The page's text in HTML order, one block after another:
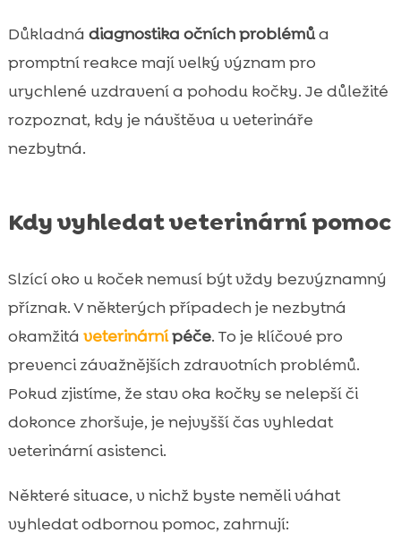
Důkladná diagnostika očních problémůa
promptní reakce mají velký význam pro
urychlené uzdravení a pohodu kočky. Je důležité
rozpoznat, kdy je návštěva u veterináře
nezbytná.
Kdy vyhledat veterinární pomoc
Slzící oko u koček nemusí být vždy bezvýznamný
příznak. V některých případech je nezbytná
okamžitá veterinárnípéče. To je klíčové pro
prevenci závažnějších zdravotních problémů.
Pokud zjistíme, že stav oka kočky se nelepší či
dokonce zhoršuje, je nejvyšší čas vyhledat
veterinární asistenci.
Některé situace, v nichž byste neměli váhat
vyhledat odbornou pomoc, zahrnují: